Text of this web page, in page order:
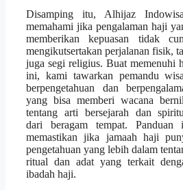
Disamping itu, Alhijaz
memahami jika pengalaman haji
memberikan kepuasan tidak
mengikutsertakan perjalanan fisik,
juga segi religius. Buat memenuhi
ini, kami tawarkan pemandu
berpengetahuan dan
yang bisa memberi wacana
tentang arti bersejarah dan
dari beragam tempat. Panduan
memastikan jika jamaah haji
pengetahuan yang lebih dalam
ritual dan adat yang terkait
ibadah haji.